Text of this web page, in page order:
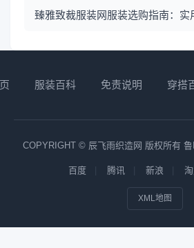
臻雅致裁服装网服装选购指南：实
服装百科 免责说明 穿搭
COPYRIGHT © 辰飞雨织造网 版权所有
百度 腾讯 新浪
XML地图